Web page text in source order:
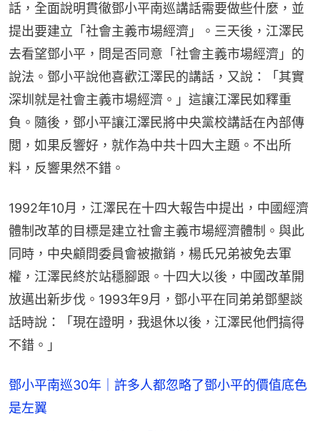
話，全面說明貫徹鄧小平南巡講話需要做些什麼，並
提出要建立「社會主義市場經濟」。三天後，江澤民
去看望鄧小平，問是否同意「社會主義市場經濟」的
說法。鄧小平說他喜歡江澤民的講話，又說：「其實
深圳就是社會主義市場經濟。」這讓江澤民如釋重
負。隨後，鄧小平讓江澤民將中央黨校講話在內部傳
閲，如果反響好，就作為中共十四大主題。不出所
料，反響果然不錯。
1992年10月，江澤民在十四大報告中提出，中國經濟
體制改革的目標是建立社會主義市場經濟體制。與此
同時，中央顧問委員會被撤銷，楊氏兄弟被免去軍
權，江澤民終於站穩腳跟。十四大以後，中國改革開
放邁出新步伐。1993年9月，鄧小平在同弟弟鄧墾談
話時說：「現在證明，我退休以後，江澤民他們搞得
不錯。」
鄧小平南巡30年｜許多人都忽略了鄧小平的價值底色
是左翼